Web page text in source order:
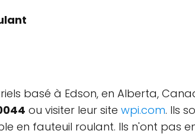
basé à Edson, en Alberta,
ou visiter leur site wpi.com. Ils
en fauteuil roulant. Ils n'ont pas